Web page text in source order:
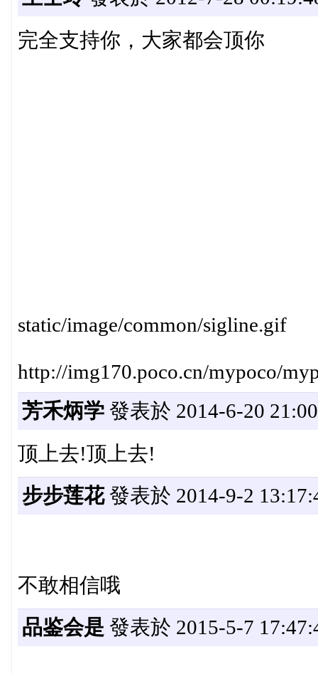
完全支持你，大家都会顶你
static/image/common/sigline.gif
http://img170.poco.cn/mypoco/
芳禾炳学發表於 2014-6-20
顶上去!顶上去!
步步莲花發表於 2014-9-2
不敢相信哦
品鉴会是 發表於 2015-5-7